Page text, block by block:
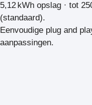
5,12 kWh opslag · tot
(standaard).
Eenvoudige plug and
aanpassingen.